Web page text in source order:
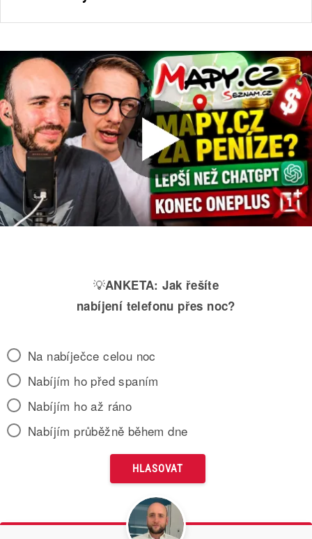
💡ANKETA: Jak řešíte
nabíjení telefonu přes noc?
Na nabíječce celou noc
Nabíjím ho před spaním
Nabíjím ho až ráno
Nabíjím průběžně během dne